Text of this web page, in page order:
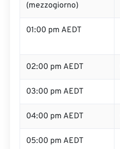
(mezzogiorno)
01:00 pm AEDT
02:00 pm AEDT
03:00 pm AEDT
04:00 pm AEDT
05:00 pm AEDT